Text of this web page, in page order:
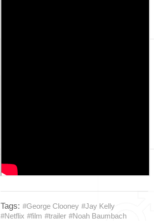
Tags: #George Clooney #Jay Kelly
#Netflix #film #trailer #Noah Baumbach